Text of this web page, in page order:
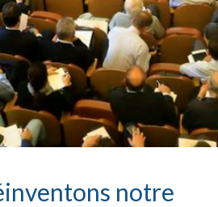
notre